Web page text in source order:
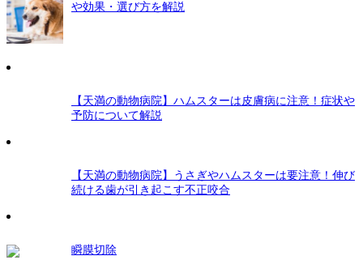
や効果・選び方を解説
【天満の動物病院】ハムスターは皮膚病に注意！症状や
予防について解説
【天満の動物病院】うさぎやハムスターは要注意！伸び
続ける歯が引き起こす不正咬合
瞬膜切除